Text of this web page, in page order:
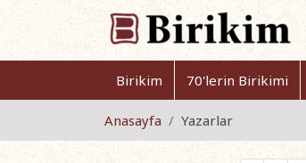
Birikim 70'lerin Birikimi
Anasayfa Yazarlar